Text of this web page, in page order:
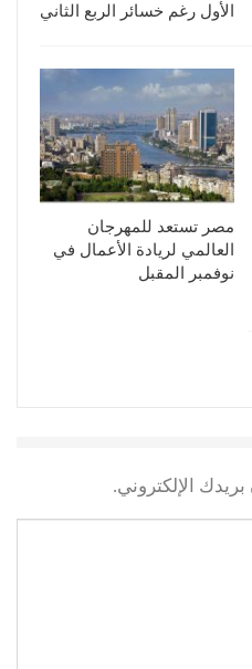
الأول رغم خسائر الربع الثاني
مصر تستعد للمهرجان
العالمي لريادة الأعمال في
نوفمبر المقبل
الإلكتروني.